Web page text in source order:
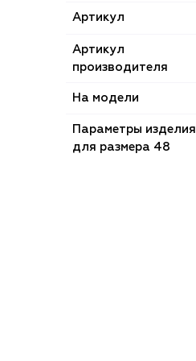
Артикул
Артикул
производителя
На модели
Параметры изделия
для размера 48